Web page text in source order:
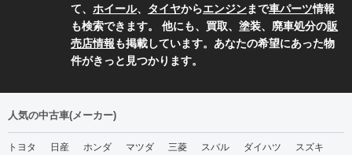
て、 ホイール、 タイヤからエンジンまで車パーツ情報
も検索できます。 他にも、買取、塗装、廃車処分の販
売店情報も掲載しています。あなたの希望にあった物
件がきっと見つかります。
人気の中古車(メーカー)
トヨタ 日産 ホンダ マツダ 三菱 スバル ダイハツ
スズキ